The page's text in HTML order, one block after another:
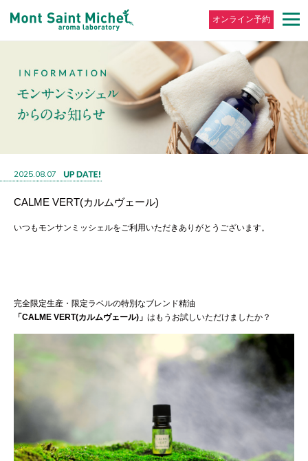
オンライン予約
2025.08.07
CALME VERT(カルムヴェール)
いつもモンサンミッシェルをご利用いただきありがとうございます。
完全限定生産・限定ラベルの特別なブレンド精油
「CALME VERT(カルムヴェール)」 はもうお試しいただけましたか？